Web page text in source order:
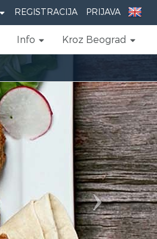
REGISTRACIJA PRIJAVA
Info Kroz Beograd
Next